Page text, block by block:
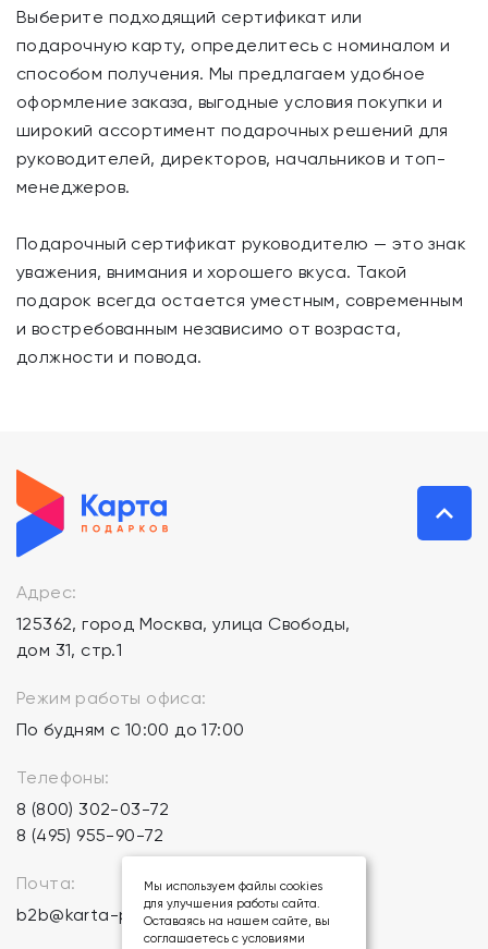
Выберите подходящий сертификат или
подарочную карту, определитесь с номиналом и
способом получения. Мы предлагаем удобное
оформление заказа, выгодные условия покупки и
широкий ассортимент подарочных решений для
руководителей, директоров, начальников и топ-
менеджеров.
Подарочный сертификат руководителю — это знак
уважения, внимания и хорошего вкуса. Такой
подарок всегда остается уместным, современным
и востребованным независимо от возраста,
должности и повода.
Адрес:
125362, город Москва, улица Свободы,
дом 31, стр.1
Режим работы офиса:
По будням с 10:00 до 17:00
Телефоны:
8 (800) 302-03-72
8 (495) 955-90-72
Почта:
b2b@karta-podarkov.ru
Мы используем файлы cookies
для улучшения работы сайта.
Оставаясь на нашем сайте, вы
соглашаетесь с условиями